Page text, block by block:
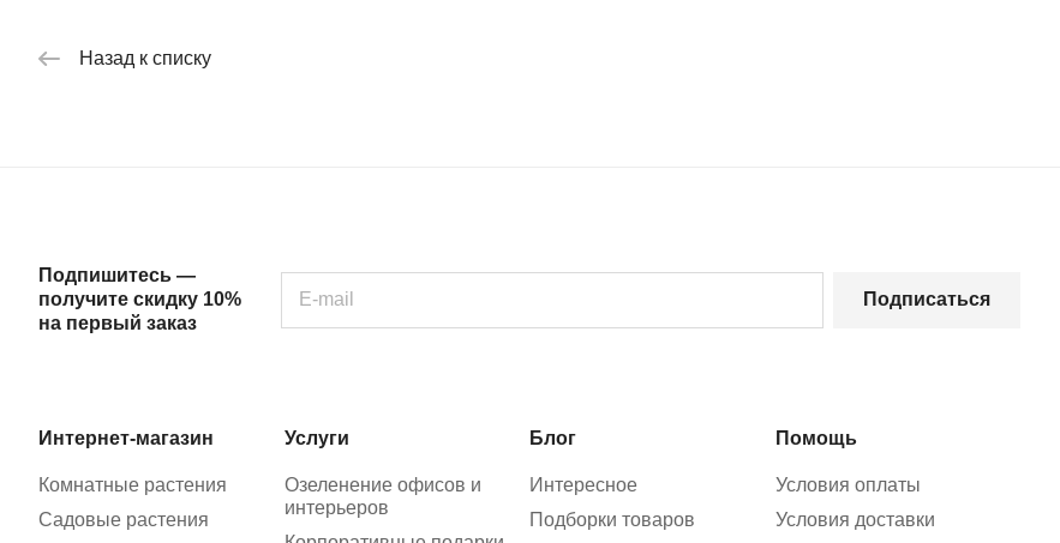
Назад к списку
Подпишитесь —
получите скидку 10%
на первый заказ
Подписаться
Интернет-магазин
Комнатные растения
Садовые растения
Услуги
Озеленение офисов и
интерьеров
Блог
Интересное
Подборки товаров
Помощь
Условия оплаты
Условия доставки